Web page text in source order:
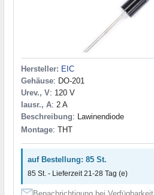
Hersteller: EIC
Gehäuse: DO-201
Urev., V: 120 V
Iausr., A: 2 A
Beschreibung: Lawinendiode
Montage: THT
auf Bestellung: 85 St.
85 St. - Lieferzeit 21-28 Tag (e)